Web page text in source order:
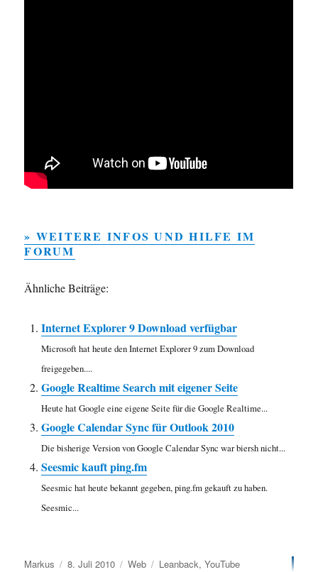
» WEITERE INFOS UND HILFE IM
FORUM
Ähnliche Beiträge:
Internet Explorer 9 Download verfügbar
Microsoft hat heute den Internet Explorer 9 zum Download
freigegeben....
Google Realtime Search mit eigener Seite
Heute hat Google eine eigene Seite für die Google Realtime...
Google Calendar Sync für Outlook 2010
Die bisherige Version von Google Calendar Sync war biersh nicht...
Seesmic kauft ping.fm
Seesmic hat heute bekannt gegeben, ping.fm gekauft zu haben.
Seesmic...
Autor
Markus
Veröffentlicht
8. Juli 2010 Kategorien
Web Schlagwörter
Leanback,YouTube